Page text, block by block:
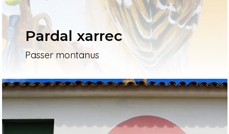
Pardal xarrec
Passer montanus